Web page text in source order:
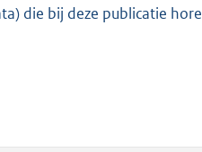
die bij deze publicatie